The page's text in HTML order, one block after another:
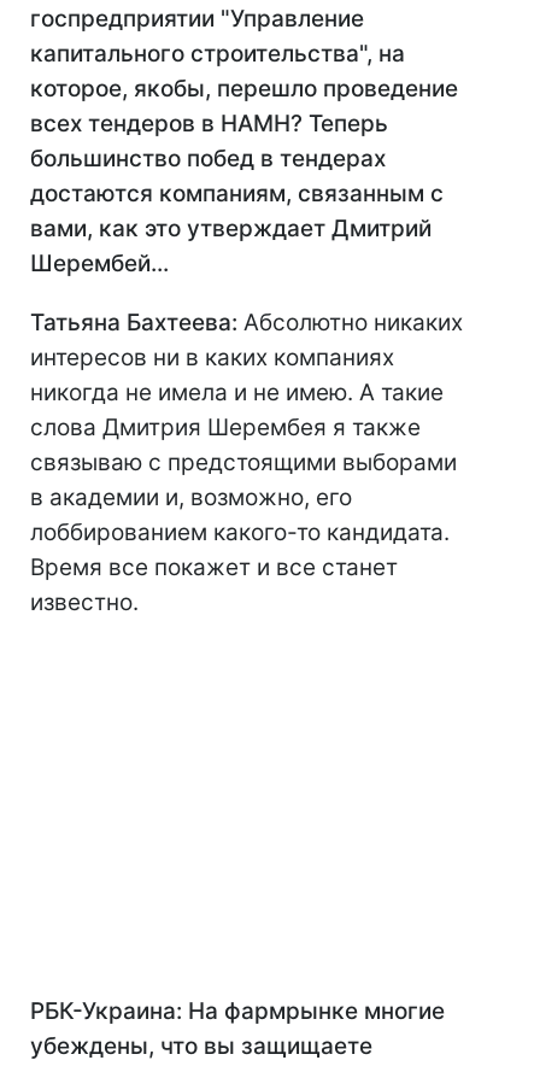
госпредприятии "Управление
капитального строительства", на
которое, якобы, перешло проведение
всех тендеров в НАМН? Теперь
большинство побед в тендерах
достаются компаниям, связанным с
вами, как это утверждает Дмитрий
Шерембей...
Татьяна Бахтеева: Абсолютно никаких
интересов ни в каких компаниях
никогда не имела и не имею. А такие
слова Дмитрия Шерембея я также
связываю с предстоящими выборами
в академии и, возможно, его
лоббированием какого-то кандидата.
Время все покажет и все станет
известно.
РБК-Украина: На фармрынке многие
убеждены, что вы защищаете